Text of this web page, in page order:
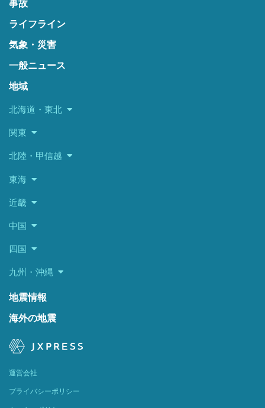
事故
ライフライン
気象・災害
一般ニュース
地域
北海道・東北
関東
北陸・甲信越
東海
近畿
中国
四国
九州・沖縄
地震情報
海外の地震
運営会社
プライバシーポリシー